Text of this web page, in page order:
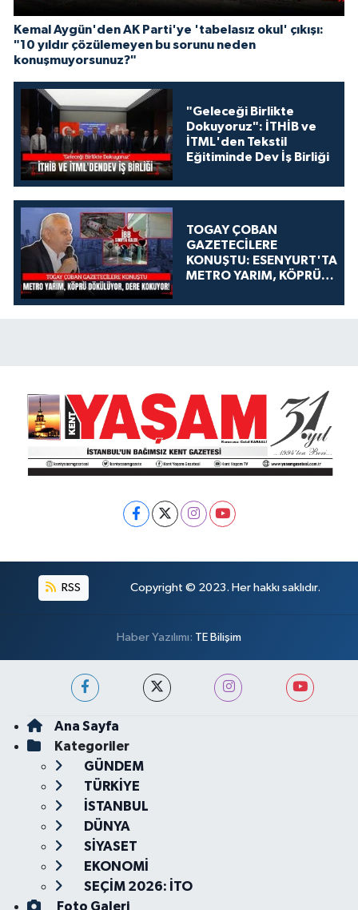
Kemal Aygün'den AK Parti'ye 'tabelasız okul' çıkışı:
"10 yıldır çözülemeyen bu sorunu neden
konuşmuyorsunuz?"
"Geleceği Birlikte
Dokuyoruz": İTHİB ve
İTML'den Tekstil
Eğitiminde Dev İş Birliği
TOGAY ÇOBAN
GAZETECİLERE
KONUŞTU: ESENYURT'TA
METRO YARIM, KÖPRÜ
KOKUYOR!
RSS Copyright © 2023. Her hakkı saklıdır.
Haber Yazılımı: TE Bilişim
Ana Sayfa
Kategoriler
GÜNDEM
TÜRKİYE
İSTANBUL
DÜNYA
SİYASET
EKONOMİ
SEÇİM 2026: İTO
Foto Galeri